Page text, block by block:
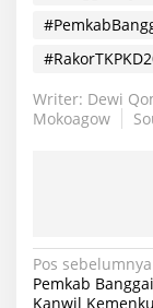
Writer: Dewi
Mokoagow
Navigasi
pos
Pos sebelumnya
Pemkab
Kanwil